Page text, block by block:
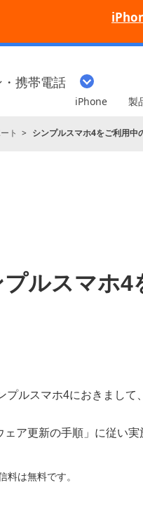
携帯電話
iPhone 製
ト シンプルスマホ4をご利用中
プルスマホ4
プルスマホ4におきまして
ア更新の手順」に従い
料は無料です。